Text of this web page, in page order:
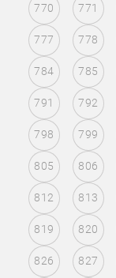
770 771
777 778
784 785
791 792
798 799
805 806
812 813
819 820
826 827